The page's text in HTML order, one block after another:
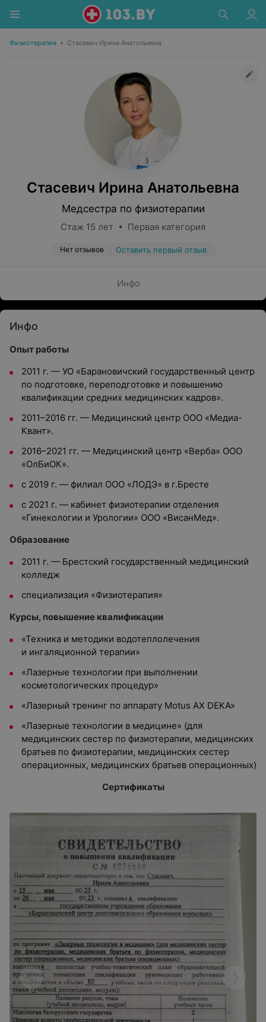
Физиотерапия • Стасевич Ирина Анатольевна
Стасевич Ирина Анатольевна
Медсестра по физиотерапии
Стаж 15 лет • Первая категория
Нет отзывов Оставить первый отзыв
Инфо
Инфо
Опыт работы
2011 г. — УО «Барановичский государственный центр
по подготовке, переподготовке и повышению
квалификации средних медицинских кадров».
2011–2016 гг. — Медицинский центр ООО «Медиа-
Квант».
2016–2021 гг. — Медицинский центр «Верба» ООО
«ОлБиОК».
с 2019 г. — филиал ООО «ЛОДЭ» в г.Бресте
с 2021 г. — кабинет физиотерапии отделения
«Гинекологии и Урологии» ООО «ВисанМед».
Образование
2011 г. — Брестский государственный медицинский
колледж
специализация «Физиотерапия»
Курсы, повышение квалификации
«Техника и методики водотеплолечения
и ингаляционной терапии»
«Лазерные технологии при выполнении
косметологических процедур»
«Лазерный тренинг по аппарату Motus AX DEKA»
«Лазерные технологии в медицине» (для
медицинских сестер по физиотерапии, медицинских
братьев по физиотерапии, медицинских сестер
операционных, медицинских братьев операционных)
Сертификаты